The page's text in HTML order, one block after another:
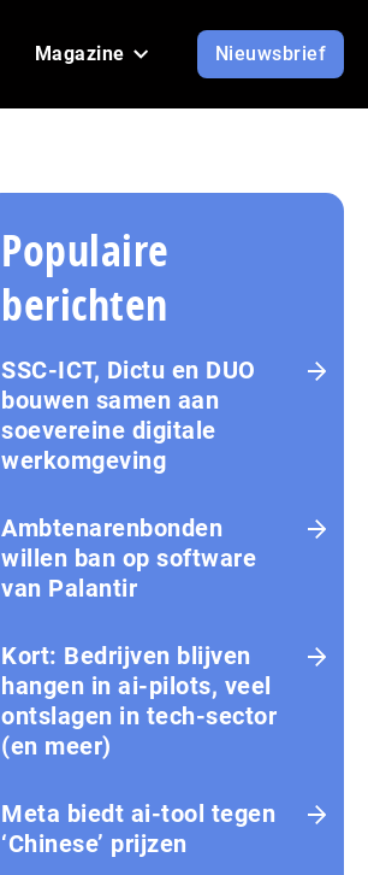
Magazine Nieuwsbrief
Populaire
berichten
SSC-ICT, Dictu en DUO
bouwen samen aan
soevereine digitale
werkomgeving
Ambtenarenbonden
willen ban op software
van Palantir
Kort: Bedrijven blijven
hangen in ai-pilots, veel
ontslagen in tech-sector
(en meer)
Meta biedt ai-tool tegen
‘Chinese’ prijzen